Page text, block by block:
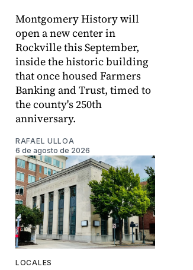
Montgomery History will
open a new center in
Rockville this September,
inside the historic building
that once housed Farmers
Banking and Trust, timed to
the county's 250th
anniversary.
RAFAEL ULLOA
6 de agosto de 2026
LOCALES